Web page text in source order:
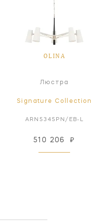
OLINA
Люстра
Signature Collection
ARN5345PN/EB-L
510 206 ₽